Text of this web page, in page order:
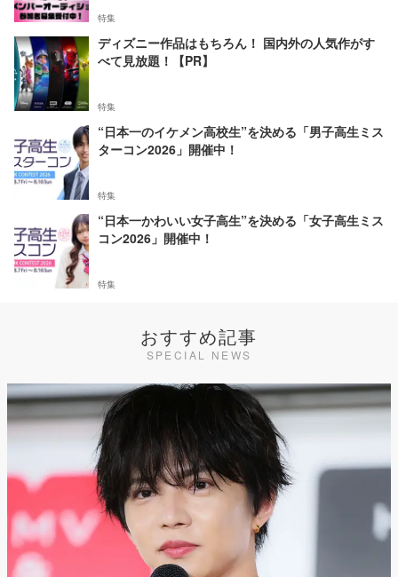
特集
ディズニー作品はもちろん！ 国内外の人気作がす
べて見放題！【PR】
特集
“日本一のイケメン高校生”を決める「男子高生ミス
ターコン2026」開催中！
特集
“日本一かわいい女子高生”を決める「女子高生ミス
コン2026」開催中！
特集
おすすめ記事
SPECIAL NEWS